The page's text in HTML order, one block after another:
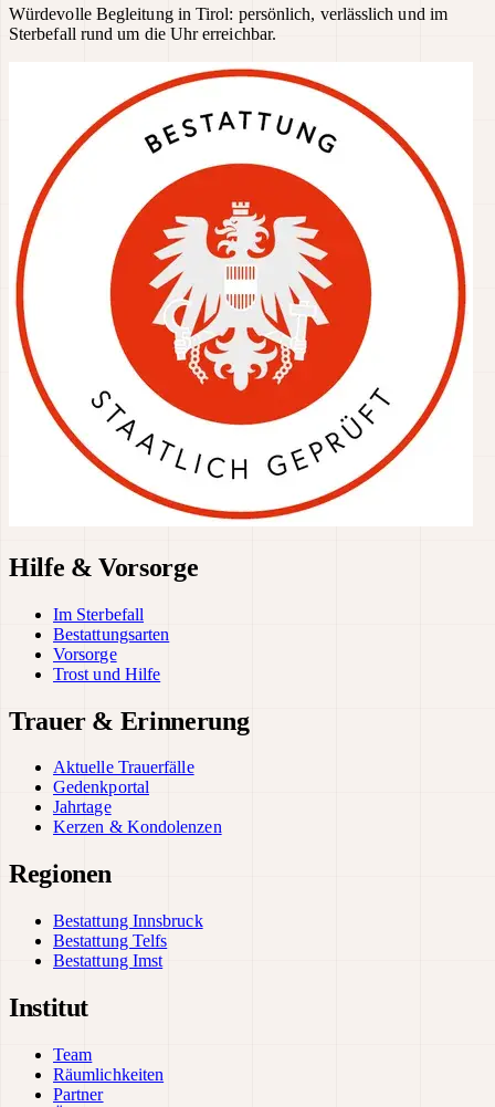
Würdevolle Begleitung in Tirol: persönlich, verlässlich und im
Sterbefall rund um die Uhr erreichbar.
Hilfe & Vorsorge
Im Sterbefall
Bestattungsarten
Vorsorge
Trost und Hilfe
Trauer & Erinnerung
Aktuelle Trauerfälle
Gedenkportal
Jahrtage
Kerzen & Kondolenzen
Regionen
Bestattung Innsbruck
Bestattung Telfs
Bestattung Imst
Institut
Team
Räumlichkeiten
Partner